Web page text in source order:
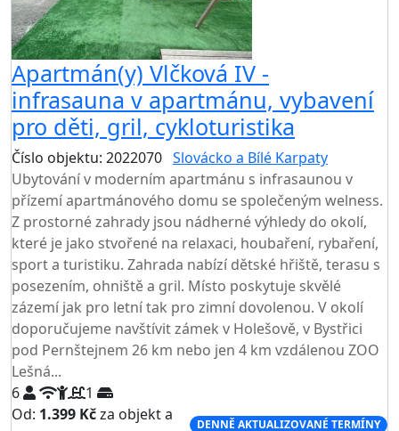
Apartmán(y) Vlčková IV -
infrasauna v apartmánu, vybavení
pro děti, gril, cykloturistika
Číslo objektu: 2022070 Slovácko a Bílé Karpaty
Ubytování v moderním apartmánu s infrasaunou v
přízemí apartmánového domu se společeným welness.
Z prostorné zahrady jsou nádherné výhledy do okolí,
které je jako stvořené na relaxaci, houbaření, rybaření,
sport a turistiku. Zahrada nabízí dětské hřiště, terasu s
posezením, ohniště a gril. Místo poskytuje skvělé
zázemí jak pro letní tak pro zimní dovolenou. V okolí
doporučujeme navštívit zámek v Holešově, v Bystřici
pod Pernštejnem 26 km nebo jen 4 km vzdálenou ZOO
Lešná...
6
1
Od: 1.399 Kčza objekt a
DENNĚ AKTUALIZOVANÉ TERMÍNY